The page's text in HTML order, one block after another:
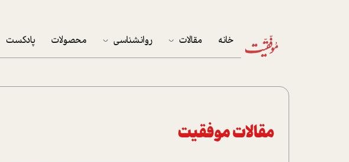
خانه مقالات
پرونده ویژه
روانشناسی محصولات پادکست
مقالات موفقیت